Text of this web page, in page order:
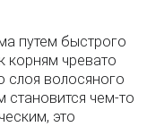
путем быстрого
корням чревато
слоя волосяного
становится чем-то
это